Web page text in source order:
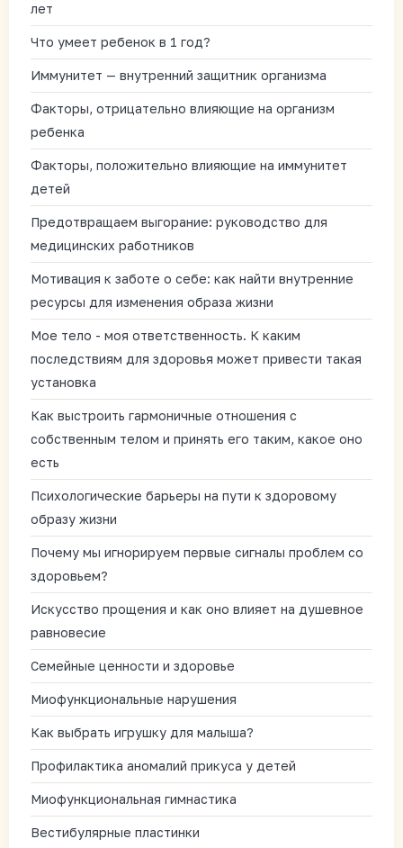
лет
Что умеет ребенок в 1 год?
Иммунитет — внутренний защитник организма
Факторы, отрицательно влияющие на организм
ребенка
Факторы, положительно влияющие на иммунитет
детей
Предотвращаем выгорание: руководство для
медицинских работников
Мотивация к заботе о себе: как найти внутренние
ресурсы для изменения образа жизни
Мое тело - моя ответственность. К каким
последствиям для здоровья может привести такая
установка
Как выстроить гармоничные отношения с
собственным телом и принять его таким, какое оно
есть
Психологические барьеры на пути к здоровому
образу жизни
Почему мы игнорируем первые сигналы проблем со
здоровьем?
Искусство прощения и как оно влияет на душевное
равновесие
Семейные ценности и здоровье
Миофункциональные нарушения
Как выбрать игрушку для малыша?
Профилактика аномалий прикуса у детей
Миофункциональная гимнастика
Вестибулярные пластинки